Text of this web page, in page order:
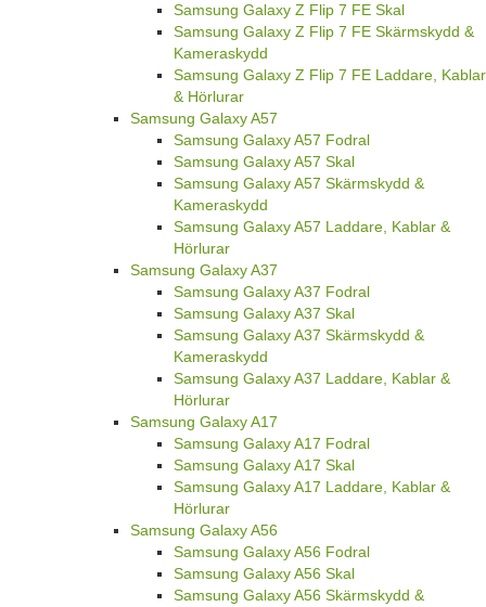
Samsung Galaxy Z Flip 7 FE Skal
Samsung Galaxy Z Flip 7 FE Skärmskydd &
Kameraskydd
Samsung Galaxy Z Flip 7 FE Laddare, Kablar
& Hörlurar
Samsung Galaxy A57
Samsung Galaxy A57 Fodral
Samsung Galaxy A57 Skal
Samsung Galaxy A57 Skärmskydd &
Kameraskydd
Samsung Galaxy A57 Laddare, Kablar &
Hörlurar
Samsung Galaxy A37
Samsung Galaxy A37 Fodral
Samsung Galaxy A37 Skal
Samsung Galaxy A37 Skärmskydd &
Kameraskydd
Samsung Galaxy A37 Laddare, Kablar &
Hörlurar
Samsung Galaxy A17
Samsung Galaxy A17 Fodral
Samsung Galaxy A17 Skal
Samsung Galaxy A17 Laddare, Kablar &
Hörlurar
Samsung Galaxy A56
Samsung Galaxy A56 Fodral
Samsung Galaxy A56 Skal
Samsung Galaxy A56 Skärmskydd &